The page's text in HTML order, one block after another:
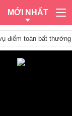
MỚI NHẤT
điểm toán bất